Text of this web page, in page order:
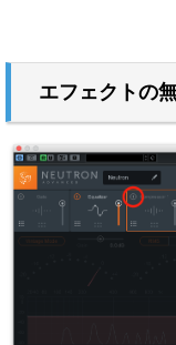
エフェクトの